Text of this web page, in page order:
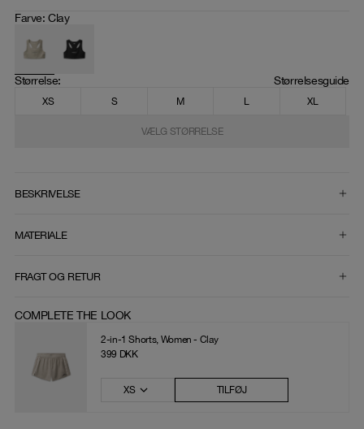
Farve:Clay
Størrelse: Størrelsesguide
XS S M L XL
VÆLG STØRRELSE
BESKRIVELSE
MATERIALE
FRAGT OG RETUR
COMPLETE THE LOOK
2-in-1 Shorts, Women - Clay
399 DKK
XS TILFØJ